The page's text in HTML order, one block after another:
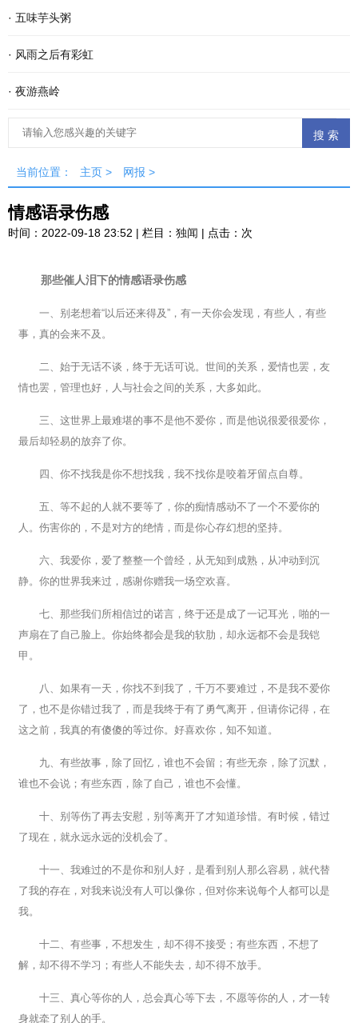
· 五味芋头粥
· 风雨之后有彩虹
· 夜游燕岭
当前位置： 主页 > 网报 >
情感语录伤感
时间：2022-09-18 23:52 | 栏目： 独闻 | 点击： 次
那些催人泪下的情感语录伤感
一、别老想着“以后还来得及”，有一天你会发现，有些人，有些
事，真的会来不及。
二、始于无话不谈，终于无话可说。世间的关系，爱情也罢，友
情也罢，管理也好，人与社会之间的关系，大多如此。
三、这世界上最难堪的事不是他不爱你，而是他说很爱很爱你，
最后却轻易的放弃了你。
四、你不找我是你不想找我，我不找你是咬着牙留点自尊。
五、等不起的人就不要等了，你的痴情感动不了一个不爱你的
人。伤害你的，不是对方的绝情，而是你心存幻想的坚持。
六、我爱你，爱了整整一个曾经，从无知到成熟，从冲动到沉
静。你的世界我来过，感谢你赠我一场空欢喜。
七、那些我们所相信过的诺言，终于还是成了一记耳光，啪的一
声扇在了自己脸上。你始终都会是我的软肋，却永远都不会是我铠
甲。
八、如果有一天，你找不到我了，千万不要难过，不是我不爱你
了，也不是你错过我了，而是我终于有了勇气离开，但请你记得，在
这之前，我真的有傻傻的等过你。好喜欢你，知不知道。
九、有些故事，除了回忆，谁也不会留；有些无奈，除了沉默，
谁也不会说；有些东西，除了自己，谁也不会懂。
十、别等伤了再去安慰，别等离开了才知道珍惜。有时候，错过
了现在，就永远永远的没机会了。
十一、我难过的不是你和别人好，是看到别人那么容易，就代替
了我的存在，对我来说没有人可以像你，但对你来说每个人都可以是
我。
十二、有些事，不想发生，却不得不接受；有些东西，不想了
解，却不得不学习；有些人不能失去，却不得不放手。
十三、真心等你的人，总会真心等下去，不愿等你的人，才一转
身就牵了别人的手。